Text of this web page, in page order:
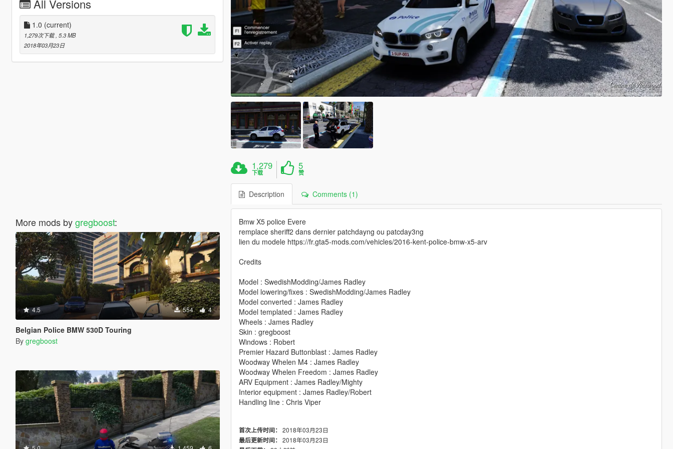
All Versions
1.0 (current)
1,279次下载 , 5.3 MB
2018年03月23日
More mods bygregboost:
4.5 554 4
Belgian Police BMW 530D Touring
By gregboost
1,279
下载
5
赞
Description Comments (1)
Bmw X5 police Evere
remplace sheriff2 dans dernier patchdayng ou patcday3ng
lien du modele https://fr.gta5-mods.com/vehicles/2016-kent-police-bmw-x5-arv
Credits
Model : SwedishModding/James Radley
Model lowering/fixes : SwedishModding/James Radley
Model converted : James Radley
Model templated : James Radley
Wheels : James Radley
Skin : gregboost
Windows : Robert
Premier Hazard Buttonblast : James Radley
Woodway Whelen M4 : James Radley
Woodway Whelen Freedom : James Radley
ARV Equipment : James Radley/Mighty
Interior equipment : James Radley/Robert
Handling line : Chris Viper
首次上传时间： 2018年03月23日
最后更新时间： 2018年03月23日